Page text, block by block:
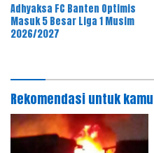
Adhyaksa FC Banten Optimis
Masuk 5 Besar Liga 1 Musim
2026/2027
Rekomendasi untuk kamu